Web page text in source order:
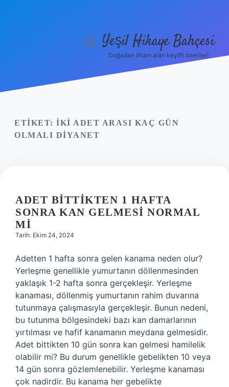
Yasal Uyarı
menüyüYeşil Hikaye Bahçesi
Doğadan ilham alan keyifli öneriler!
ETIKET: İKI ADET ARASI KAÇ GÜN
OLMALI DIYANET
ADET BITTIKTEN 1 HAFTA
SONRA KAN GELMESI NORMAL
MI
Tarih: Ekim 24, 2024
Adetten 1 hafta sonra gelen kanama neden olur?
Yerleşme genellikle yumurtanın döllenmesinden
yaklaşık 1-2 hafta sonra gerçekleşir. Yerleşme
kanaması, döllenmiş yumurtanın rahim duvarına
tutunmaya çalışmasıyla gerçekleşir. Bunun nedeni,
bu tutunma bölgesindeki bazı kan damarlarının
yırtılması ve hafif kanamanın meydana gelmesidir.
Adet bittikten 10 gün sonra kan gelmesi hamilelik
olabilir mi? Bu durum genellikle gebelikten 10 veya
14 gün sonra gözlemlenebilir. Yerleşme kanaması
çok nadirdir. Bu kanama her gebelikte